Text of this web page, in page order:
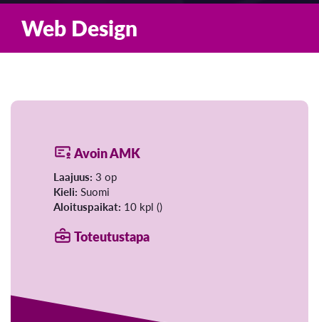
Web Design
Avoin AMK
Laajuus: 3 op
Kieli: Suomi
Aloituspaikat: 10 kpl ()
Toteutustapa